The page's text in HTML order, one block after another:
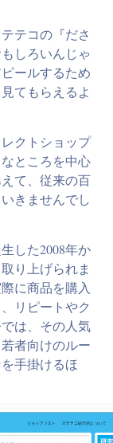
テコの『ださ
しろいんじゃ
ールするため
てもらえるよ
クトショップ
ところを中心
て、従来の百
きませんでし
した2008年か
り上げられま
に商品を購入
リピートやク
は、その人気
者向けのルー
手掛けるほ